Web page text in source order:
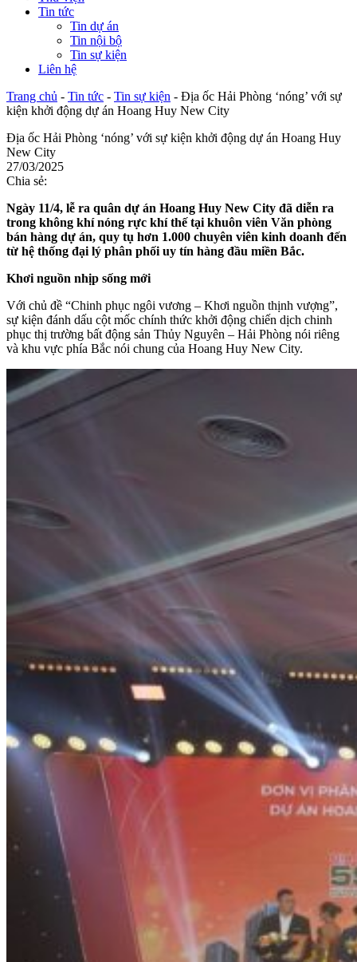
Tin tức
Tin dự án
Tin nội bộ
Tin sự kiện
Liên hệ
Trang chủ - Tin tức - Tin sự kiện - Địa ốc Hải Phòng ‘nóng’ với sự
kiện khởi động dự án Hoang Huy New City
Địa ốc Hải Phòng ‘nóng’ với sự kiện khởi động dự án Hoang Huy
New City
27/03/2025
Chia sẻ:
Ngày 11/4, lễ ra quân dự án Hoang Huy New City đã diễn ra
trong không khí nóng rực khí thế tại khuôn viên Văn phòng
bán hàng dự án, quy tụ hơn 1.000 chuyên viên kinh doanh đến
từ hệ thống đại lý phân phối uy tín hàng đầu miền Bắc.
Khơi nguồn nhịp sống mới
Với chủ đề “Chinh phục ngôi vương – Khơi nguồn thịnh vượng”,
sự kiện đánh dấu cột mốc chính thức khởi động chiến dịch chinh
phục thị trường bất động sản Thủy Nguyên – Hải Phòng nói riêng
và khu vực phía Bắc nói chung của Hoang Huy New City.